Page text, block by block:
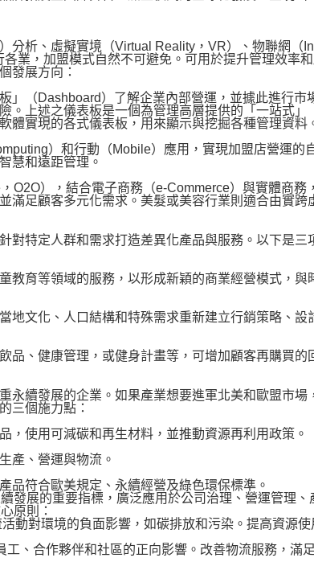
析、虛擬實境（Virtual Reality，VR）、物聯網（
業，加盟模式自然不可避免。可用於提升管理效率
發展方向：
（Dashboard）了解企業內部營運，並據此進行市
。上述之儀表板是一個為管理高層提供的「一站式」
體實現的各式儀表板，用來顯示與挖掘各種管理資料
）和行動（Mobile）應用，實現加盟店營運的
慧和遠距管理。
），結合電子商務（e-Commerce）與實體商務
滿足顧客多元化需求。美髮或美容行業則適合由實跨
特定人群和需求打造差異化產品與服務。以下是三
育等領域的服務，以形成新穎的商業經營模式，與
文化、人口結構和特殊需求重新建立行銷策略、設
、健康管理，或健身計畫等，可增加顧客再購買的
續發展的企業。如果產業想要進軍北美和歐盟市場
三個施力點：
使用可減碳和再生材料，並推動資源再利用政策。
、營運與物流。
符合歐美規定、永續經營及綠色環保標準。
展的重要指標，廣泛應用於公司治理、營運管理、
原則：
對環境的負面影響，如碳排放和污染。提高資源使
合作夥伴和社區的正向影響。改善物流服務，滿